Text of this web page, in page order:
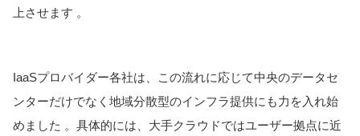
上させます 。
IaaSプロバイダー各社は、この流れに応じて中央のデータセ
ンターだけでなく地域分散型のインフラ提供にも力を入れ始
めました 。具体的には、大手クラウドではユーザー拠点に近